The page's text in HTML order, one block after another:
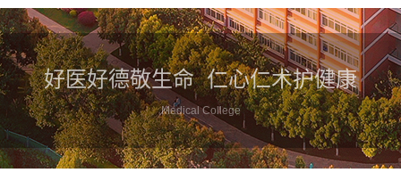
好医好德敬生命 仁心仁术护健康
Medical College